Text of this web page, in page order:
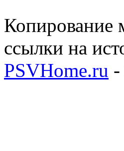
Копирование
ссылки на
PSVHome.ru -